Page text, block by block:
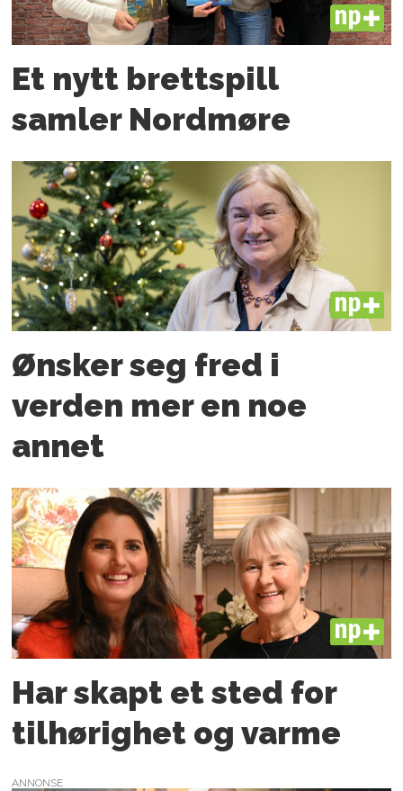
PLUS
Et nytt brettspill
samler Nordmøre
PLUS
Ønsker seg fred i
verden mer en noe
annet
PLUS
Har skapt et sted for
tilhørighet og varme
ANNONSE